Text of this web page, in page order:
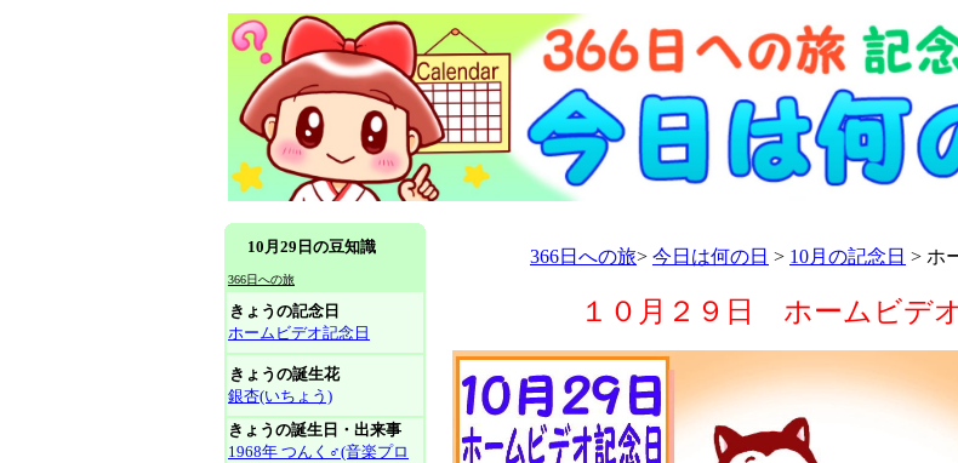
10月29日の豆知識
366日への旅
きょうの記念日
ホームビデオ記念日
きょうの誕生花
銀杏(いちょう)
きょうの誕生日・出来事
1968年 つんく♂(音楽プロ
366日への旅> 今日は何の日 > 10月の記念日 > ホ
１０月２９日 ホームビデ